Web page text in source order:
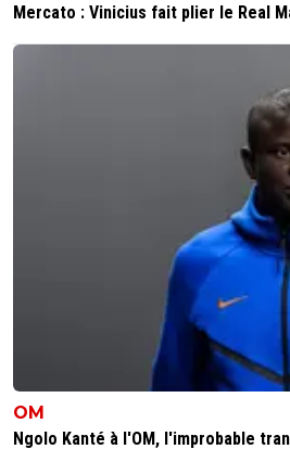
Mercato : Vinicius fait plier le Real
OM
Ngolo Kanté à l'OM, l'improbable